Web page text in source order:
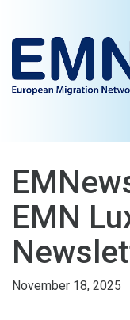
EMN
November 18, 2025